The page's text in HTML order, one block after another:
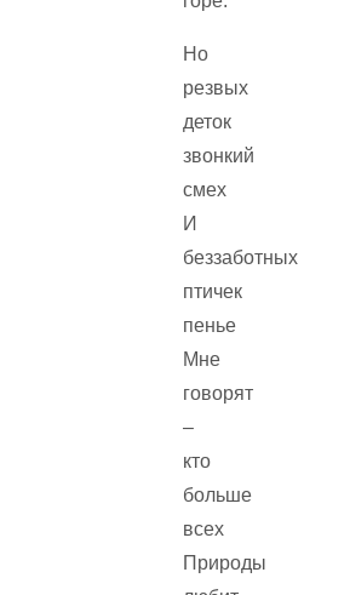
Но
резвых
деток
звонкий
смех
И
беззаботных
птичек
пенье
Мне
говорят
–
кто
больше
всех
Природы